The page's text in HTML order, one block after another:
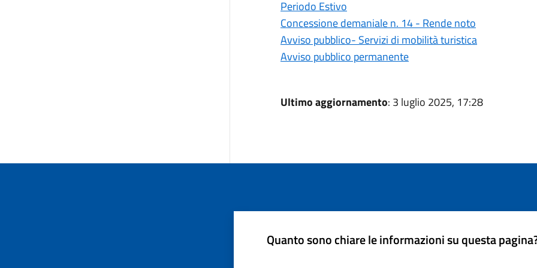
Periodo Estivo
Concessione demaniale n. 14 - Rende noto
Avviso pubblico- Servizi di mobilità turistica
Avviso pubblico permanente
Ultimo aggiornamento: 3 luglio 2025, 17:28
Quanto sono chiare le informazioni su questa